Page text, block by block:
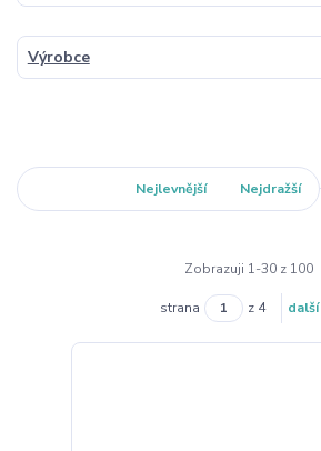
Výrobce
Nejlevnější Nejdražší
Zobrazuji 1-30 z 100
strana z 4 další